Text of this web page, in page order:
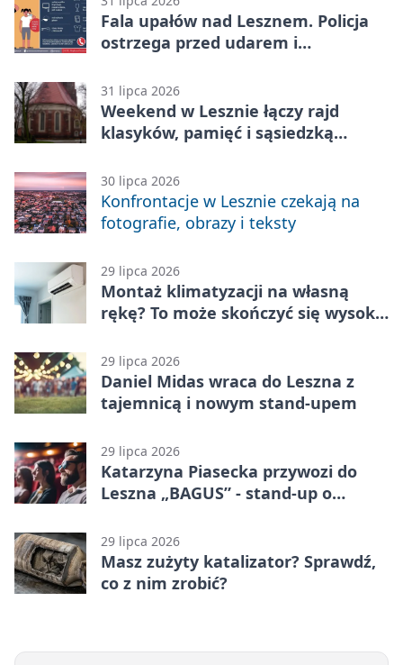
Fala upałów nad Lesznem. Policja
ostrzega przed udarem i
31 lipca 2026
Weekend w Lesznie łączy rajd
klasyków, pamięć i sąsiedzką
30 lipca 2026
Konfrontacje w Lesznie czekają na
fotografie, obrazy i teksty
29 lipca 2026
Montaż klimatyzacji na własną
rękę? To może skończyć się wysoką
29 lipca 2026
Daniel Midas wraca do Leszna z
tajemnicą i nowym stand-upem
29 lipca 2026
Katarzyna Piasecka przywozi do
Leszna „BAGUS” - stand-up o
29 lipca 2026
Masz zużyty katalizator? Sprawdź,
co z nim zrobić?